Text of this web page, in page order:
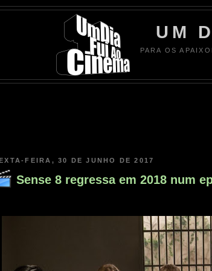
UM
PARA OS
FEIRA, 30 DE JUNHO DE 2017
Sense 8 regressa em 2018 num